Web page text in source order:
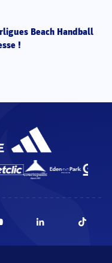
Beach Handball
!